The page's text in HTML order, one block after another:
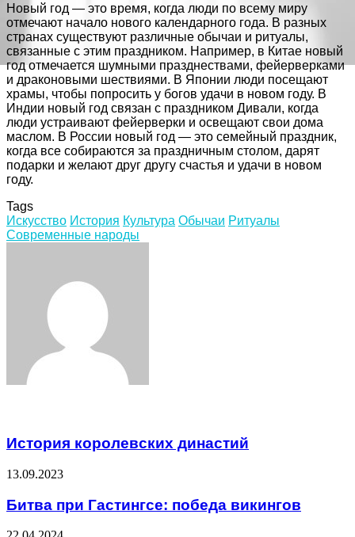
Новый год — это время, когда люди по всему миру
отмечают начало нового календарного года. В разных
странах существуют различные обычаи и ритуалы,
связанные с этим праздником. Например, в Китае новый
год отмечается шумными празднествами, фейерверками
и драконовыми шествиями. В Японии люди посещают
храмы, чтобы попросить у богов удачи в новом году. В
Индии новый год связан с праздником Дивали, когда
люди устраивают фейерверки и освещают свои дома
маслом. В России новый год — это семейный праздник,
когда все собираются за праздничным столом, дарят
подарки и желают друг другу счастья и удачи в новом
году.
Tags
Искусство История Культура Обычаи Ритуалы
Современные народы
История королевских династий
13.09.2023
Битва при Гастингсе: победа викингов